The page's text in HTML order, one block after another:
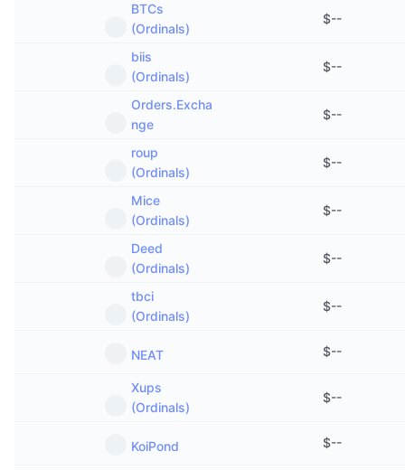
BTCs
(Ordinals)
$--
biis
(Ordinals)
$--
Orders.Excha
nge
$--
roup
(Ordinals)
$--
Mice
(Ordinals)
$--
Deed
(Ordinals)
$--
tbci
(Ordinals)
$--
NEAT $--
Xups
(Ordinals)
$--
KoiPond $--